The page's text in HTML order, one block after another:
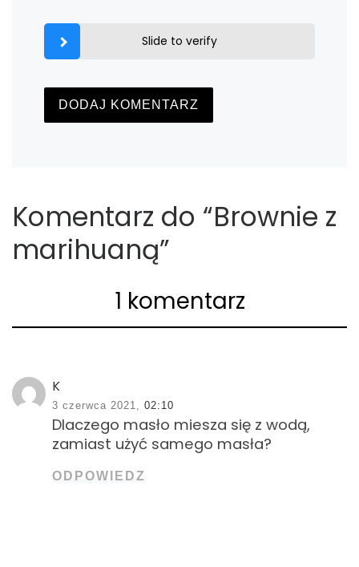
Slide to verify
Komentarz do “Brownie z
marihuaną”
1 komentarz
K
3 czerwca 2021, 02:10
Dlaczego masło miesza się z wodą,
zamiast użyć samego masła?
ODPOWIEDZ